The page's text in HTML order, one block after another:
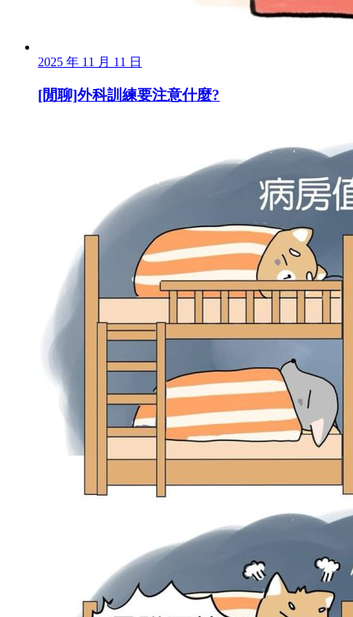
2025 年 11 月 11 日
[閒聊]外科訓練要注意什麼?